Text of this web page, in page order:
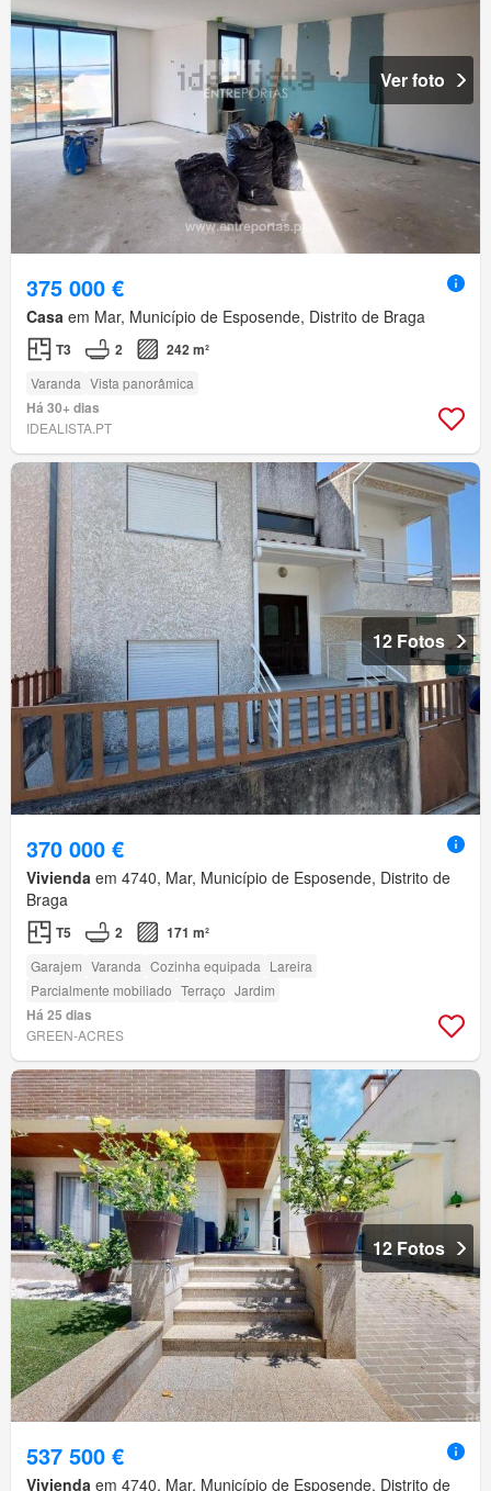
Ver foto
375 000 €
Casa em Mar, Município de Esposende, Distrito de Braga
T3 2 242 m²
Varanda Vista panorâmica
Há 30+ dias
IDEALISTA.PT
12 Fotos
370 000 €
Vivienda em 4740, Mar, Município de Esposende, Distrito de
Braga
T5 2 171 m²
Garajem Varanda Cozinha equipada Lareira
Parcialmente mobiliado Terraço Jardim
Há 25 dias
GREEN-ACRES
12 Fotos
537 500 €
Vivienda em 4740, Mar, Município de Esposende, Distrito de